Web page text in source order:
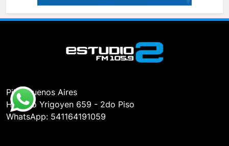
Pilar, Buenos Aires
Hipólito Yrigoyen 659 - 2do Piso
WhatsApp: 541164191059